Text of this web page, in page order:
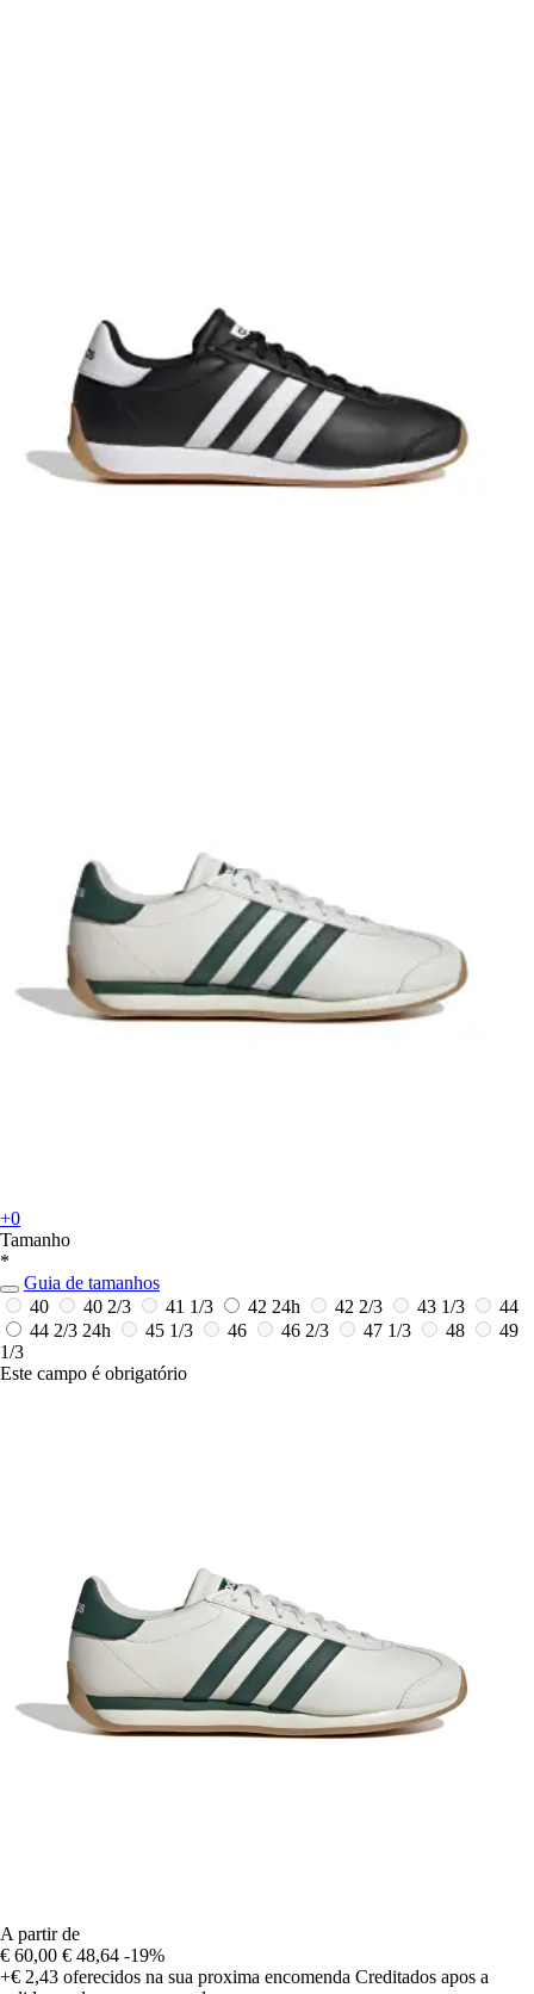
+0
Tamanho
*
Guia de tamanhos
40
40 2/3 41 1/3 42 24h 42 2/3 43 1/3
44
44 2/3 24h 45 1/3 46 46 2/3 47 1/3 48
49
1/3
Este campo é obrigatório
A partir de
€ 60,00 € 48,64 -19%
+€ 2,43 oferecidos na sua proxima encomenda Creditados apos a